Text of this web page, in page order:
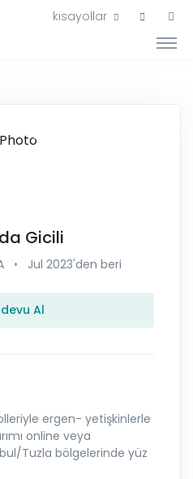
kısayollar
Gicili
• Jul 2023'den beri
Al
ergen- yetişkinlerle
online veya
Tuzla bölgelerinde yüz